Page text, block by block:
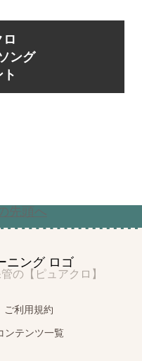
ング
の【ピュアクロ】
ご利用規約
ンテンツ一覧